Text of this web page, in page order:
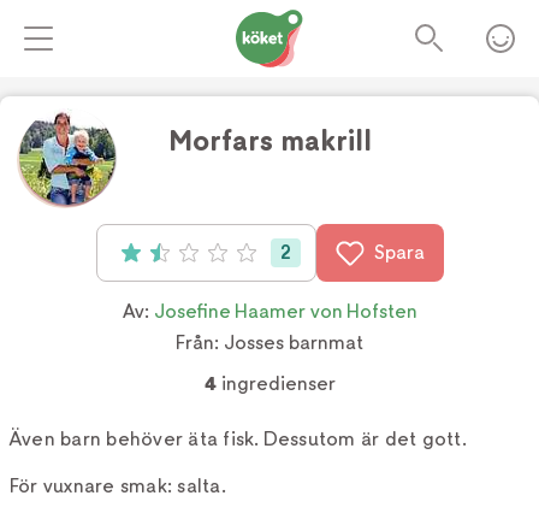
Morfars makrill
Betyg: 1.5 av 5 (2 röster)
2 Spara
Av: Josefine Haamer von Hofsten
Från: Josses barnmat
4ingredienser
Även barn behöver äta fisk. Dessutom är det gott.
För vuxnare smak: salta.